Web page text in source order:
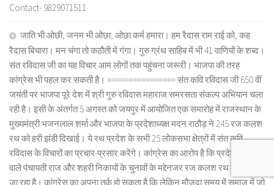
Contact- 9829071511
जाति भी ओछी, जनम भी ओछा, ओछा कर्म हमारा। हम रैदास राम राई को, कह
रैदास बिचारा। मन चंगा तो कठौती में गंगा। गुरु ग्रंथ साहिब में भी 41 वाणियों के शब्द।
संत रविदास जी का यह विचार आम लोगों तक पहुंचना जरूरी। भाजपा की तरह
कांग्रेस भी पहल कर सकती है। ================ संत कवि रविदास जी 650 वीं
जयंती पर भाजपा पूरे देश में श्री गुरु रविदास महाराज समरसता संकल्प अभियान चला
रही है। इसी के अंतर्गत 5 अगस्त को जयपुर में आयोजित एक समारोह में राजस्थान के
मुख्यमंत्री भजनलाल शर्मा और भाजपा के प्रदेशाध्यक्ष मदन राठौड़ ने 245 रज कलश
रथ को हरी झंडी दिखाई। ये रथ प्रदेश के सभी 25 लोकसभा क्षेत्रों में संत कवि
रविदास के विचारों का प्रचार-प्रसार करेंगे। कांग्रेस का आरोप है कि प्रदेश में होने
वाले पंचायती राज और शहरी निकायों के चुनावों के मद्देनजर रज कलश रथ को घुमाया
जा रहा है। कांग्रेस का अपना तर्क हो सकता है कि लेकिन मौजूदा समय में समाज में जो